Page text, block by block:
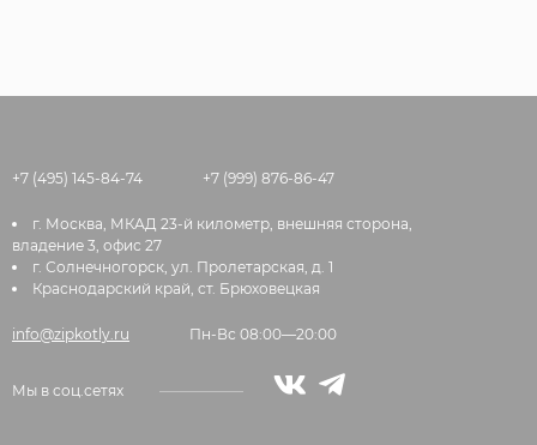
+7 (495) 145-84-74 +7 (999) 876-86-47
г. Москва, МКАД 23-й километр, внешняя сторона,
владение 3, офис 27
г. Солнечногорск, ул. Пролетарская, д. 1
Краснодарский край, ст. Брюховецкая
info@zipkotly.ru Пн-Вс 08:00—20:00
Мы в соц.сетях